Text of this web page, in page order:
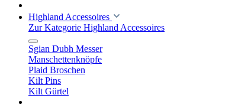
Highland Accessoires
Zur Kategorie Highland Accessoires
Sgian Dubh Messer
Manschettenknöpfe
Plaid Broschen
Kilt Pins
Kilt Gürtel